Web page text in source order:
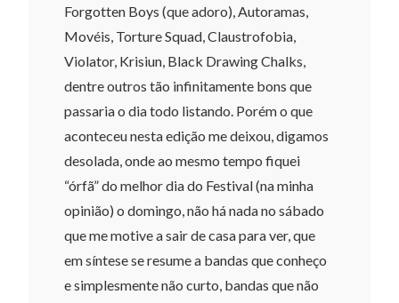
Forgotten Boys (que adoro), Autoramas,
Movéis, Torture Squad, Claustrofobia,
Violator, Krisiun, Black Drawing Chalks,
dentre outros tão infinitamente bons que
passaria o dia todo listando. Porém o que
aconteceu nesta edição me deixou, digamos
desolada, onde ao mesmo tempo fiquei
“órfã” do melhor dia do Festival (na minha
opinião) o domingo, não há nada no sábado
que me motive a sair de casa para ver, que
em síntese se resume a bandas que conheço
e simplesmente não curto, bandas que não